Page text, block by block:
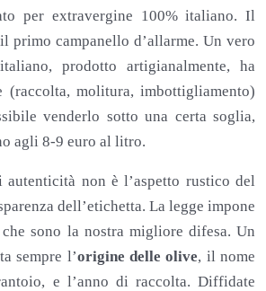
per extravergine 100% italiano. Il
primo campanello d’allarme. Un vero
prodotto artigianalmente, ha
(raccolta, molitura, imbottigliamento)
venderlo sotto una certa soglia,
agli 8-9 euro al litro.
autenticità non è l’aspetto rustico del
dell’etichetta. La legge impone
sono la nostra migliore difesa. Un
sempre l’origine delle olive, il nome
e l’anno di raccolta. Diffidate